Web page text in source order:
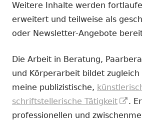
Weitere Inhalte werden
erweitert und teilweise als
oder Newsletter-Angebote
Die Arbeit in Beratung,
und Körperarbeit bildet
meine publizistische,
schriftstellerische Tätigkeit
In
.
professionellen und